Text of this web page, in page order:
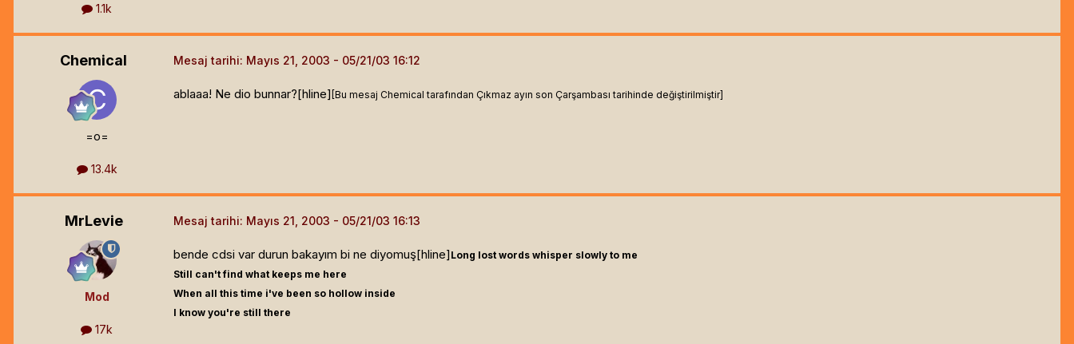
1.1k
Chemical
=o=
13.4k
Mesaj tarihi: Mayıs 21, 2003
ablaaa! Ne dio bunnar?[hline] [Bu mesaj Chemical tarafından Çıkmaz ayın son Çarşambası tarihinde değiştirilmiştir]
MrLevie
Mod
17k
Mesaj tarihi: Mayıs 21, 2003
bende cdsi var durun bakayım bi ne diyomuş[hline] Long lost words whisper slowly to me
Still can't find what keeps me here
When all this time i've been so hollow inside
I know you're still there